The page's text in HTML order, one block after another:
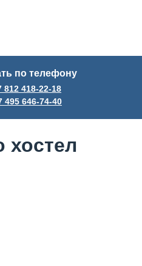
по телефону
812 418-22-18
495 646-74-40
хостел